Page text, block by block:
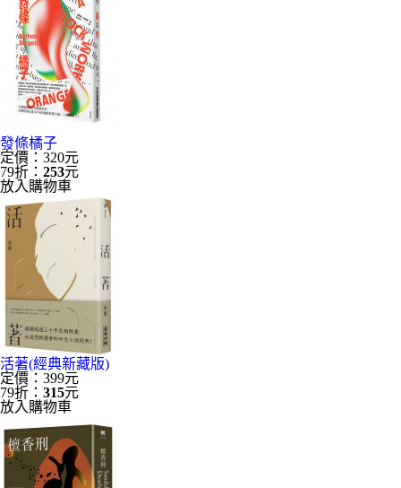
發條橘子
定價：320元
79折： 253元
放入購物車
活著(經典新藏版)
定價：399元
79折： 315元
放入購物車